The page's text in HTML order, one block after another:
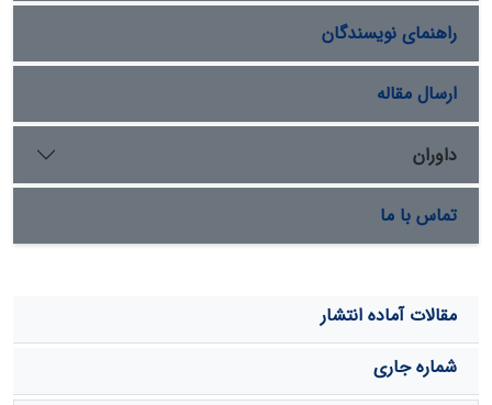
تخریب پوشش طبیعی مراتع باعث افزایش قابل توجهی در
انتقال فسفر محلول و ذرات غنی از فسفر از سطح حوضه‌های
آبخیز می‌شود. ته‌نشینی این ذرات در مخزن آبهای سطحی و
در بستر رودخانه‌ها منجر به آزادسازی فسفر این ذرات به درون
آبها و ایجاد شرایط مساعد برای یوتروفیکاسیون می‌شود.
راهنمای نویسندگان
ارسال مقاله
داوران
تماس با ما
مقالات آماده انتشار
شماره جاری